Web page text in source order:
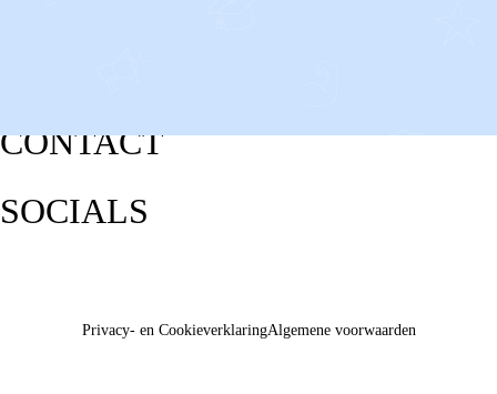
CONTACT
SOCIALS
Privacy- en CookieverklaringAlgemene voorwaarden